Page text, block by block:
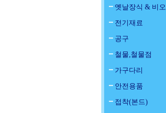
옛날장식 & 비오
전기재료
공구
철물,철물점
가구다리
안전용품
접착(본드)